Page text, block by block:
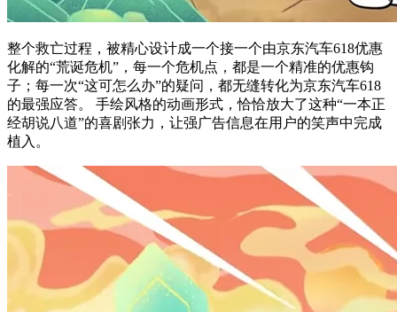
‌整个救亡过程，被精心设计成一个接一个由京东汽车618优惠
化解的“荒诞危机”，‌每一个危机点，都是一个精准的优惠钩
子；每一次“这可怎么办”的疑问，都无缝转化为京东汽车618
的最强应答。‌ 手绘风格的动画形式，恰恰放大了这种“一本正
经胡说八道”的喜剧张力，让强广告信息在用户的笑声中完成
植入。